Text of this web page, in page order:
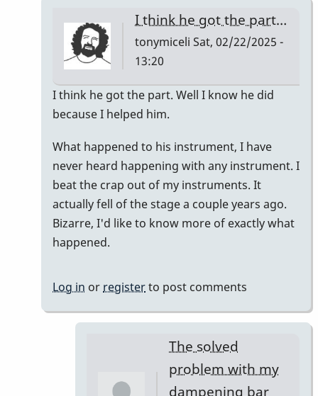
I think he got the part…
tonymiceli Sat, 02/22/2025 -
13:20
In
reply
The
dot
behind
'de'....
by
I think he got the part. Well I know he did
because I helped him.
What happened to his instrument, I have
never heard happening with any instrument. I
beat the crap out of my instruments. It
actually fell of the stage a couple years ago.
Bizarre, I'd like to know more of exactly what
happened.
Log in or registerto post comments
The solved
problem with my
dampening bar